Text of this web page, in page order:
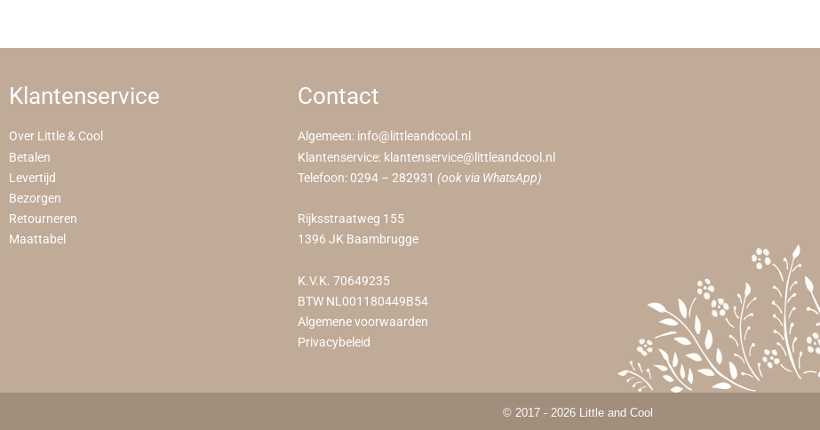
Klantenservice
Over Little & Cool
Betalen
Levertijd
Bezorgen
Retourneren
Maattabel
Contact
Algemeen: info@littleandcool.nl
Klantenservice: klantenservice@littleandcool.nl
Telefoon: 0294 – 282931 (ook via WhatsApp)
Rijksstraatweg 155
1396 JK Baambrugge
K.V.K. 70649235
BTW NL001180449B54
Algemene voorwaarden
Privacybeleid
© 2017 - 2026 Little and Cool